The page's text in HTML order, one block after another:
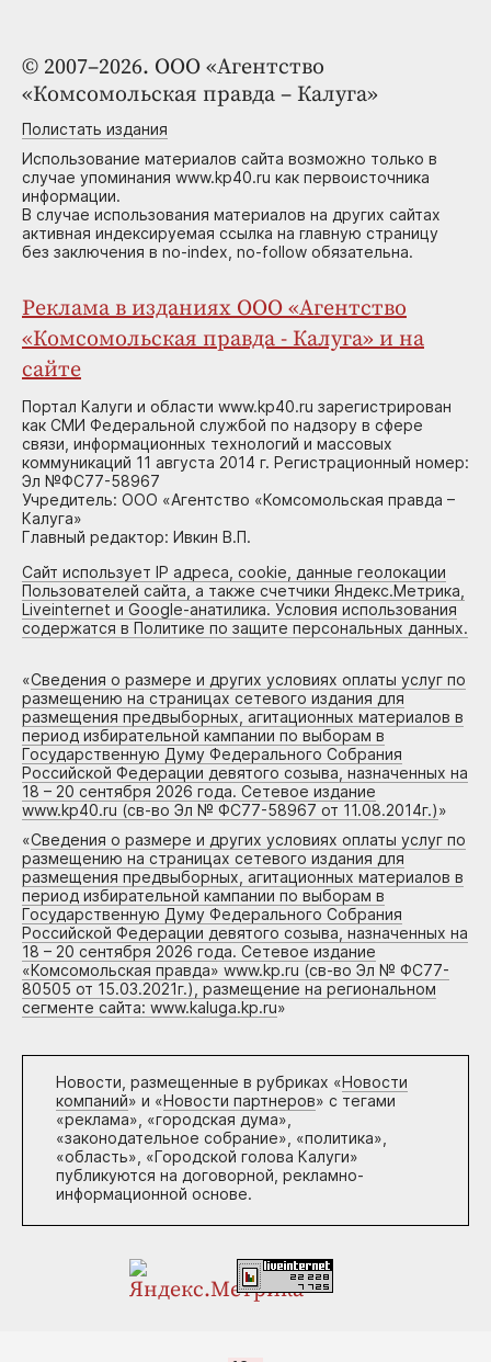
© 2007–2026. ООО «Агентство
«Комсомольская правда – Калуга»
Полистать издания
Использование материалов сайта возможно только в
случае упоминания www.kp40.ru как первоисточника
информации.
В случае использования материалов на других сайтах
активная индексируемая ссылка на главную страницу
без заключения в no-index, no-follow обязательна.
Реклама в изданиях ООО «Агентство
«Комсомольская правда - Калуга» и на
сайте
Портал Калуги и области www.kp40.ru зарегистрирован
как СМИ Федеральной службой по надзору в сфере
связи, информационных технологий и массовых
коммуникаций 11 августа 2014 г. Регистрационный номер:
Эл №ФС77-58967
Учредитель: ООО «Агентство «Комсомольская правда –
Калуга»
Главный редактор: Ивкин В.П.
Сайт использует IP адреса, cookie, данные геолокации
Пользователей сайта, а также счетчики Яндекс.Метрика,
Liveinternet и Google-анатилика. Условия использования
содержатся в Политике по защите персональных данных.
«Сведения о размере и других условиях оплаты услуг по
размещению на страницах сетевого издания для
размещения предвыборных, агитационных материалов в
период избирательной кампании по выборам в
Государственную Думу Федерального Собрания
Российской Федерации девятого созыва, назначенных на
18 – 20 сентября 2026 года. Сетевое издание
www.kp40.ru (св-во Эл № ФС77-58967 от 11.08.2014г.)»
«Сведения о размере и других условиях оплаты услуг по
размещению на страницах сетевого издания для
размещения предвыборных, агитационных материалов в
период избирательной кампании по выборам в
Государственную Думу Федерального Собрания
Российской Федерации девятого созыва, назначенных на
18 – 20 сентября 2026 года. Сетевое издание
«Комсомольская правда» www.kp.ru (св-во Эл № ФС77-
80505 от 15.03.2021г.), размещение на региональном
сегменте сайта: www.kaluga.kp.ru»
Новости, размещенные в рубриках «Новости
компаний» и «Новости партнеров» с тегами
«реклама», «городская дума»,
«законодательное собрание», «политика»,
«область», «Городской голова Калуги»
публикуются на договорной, рекламно-
информационной основе.